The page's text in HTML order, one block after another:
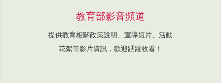
教育部影音頻道
提供教育相關政策說明、宣導短片、活動
花絮等影片資訊，歡迎踴躍收看！